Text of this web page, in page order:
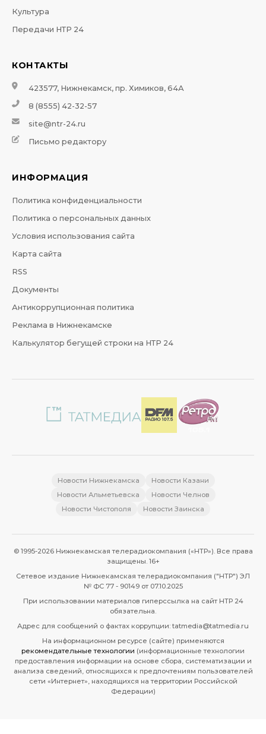
Культура
Передачи НТР 24
КОНТАКТЫ
423577, Нижнекамск, пр. Химиков, 64А
8 (8555) 42-32-57
site@ntr-24.ru
Письмо редактору
ИНФОРМАЦИЯ
Политика конфиденциальности
Политика о персональных данных
Условия использования сайта
Карта сайта
RSS
Документы
Антикоррупционная политика
Реклама в Нижнекамске
Калькулятор бегущей строки на НТР 24
Новости Нижнекамска
Новости Казани
Новости Альметьевска
Новости Челнов
Новости Чистополя
Новости Заинска
© 1995-2026 Нижнекамская телерадиокомпания («НТР»). Все права
защищены. 16+
Сетевое издание Нижнекамская телерадиокомпания ("НТР") ЭЛ
№ ФС 77 - 90149 от 07.10.2025
При использовании материалов гиперссылка на сайт НТР 24
обязательна.
Адрес для сообщений о фактах коррупции: tatmedia@tatmedia.ru
На информационном ресурсе (сайте) применяются
рекомендательные технологии (информационные технологии
предоставления информации на основе сбора, систематизации и
анализа сведений, относящихся к предпочтениям пользователей
сети «Интернет», находящихся на территории Российской
Федерации)